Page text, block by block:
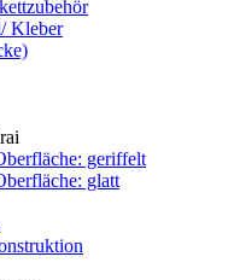
Kleber
geriffelt
glatt